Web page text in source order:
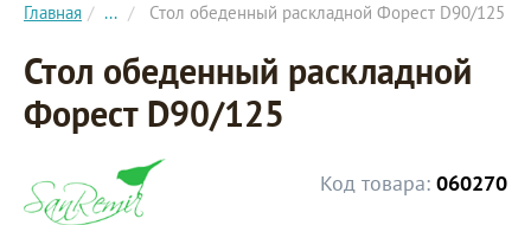
Главная ... Стол обеденный раскладной Форест D90/125
Стол обеденный раскладной
Форест D90/125
Код товара: 060270